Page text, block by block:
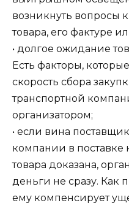
возникнуть вопросы к
товара, его фактуре
• долгое ожидание
Есть факторы,
скорость сбора
транспортной
организатором;
• если вина
компании в поставке
товара доказана,
деньги не сразу. Как
ему компенсирует